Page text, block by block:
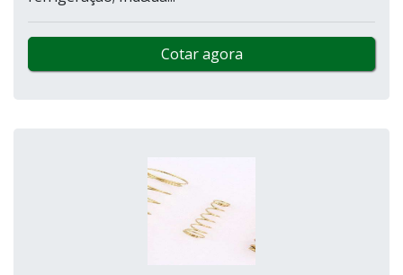
Cotar agora